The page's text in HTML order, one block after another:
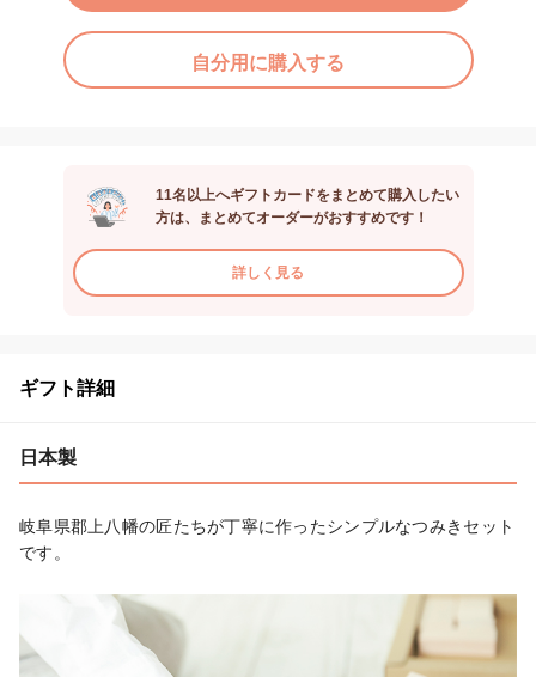
自分用に購入する
11名以上へギフトカードをまとめて購入したい
方は、まとめてオーダーがおすすめです！
詳しく見る
ギフト詳細
日本製
岐阜県郡上八幡の匠たちが丁寧に作ったシンプルなつみきセット
です。